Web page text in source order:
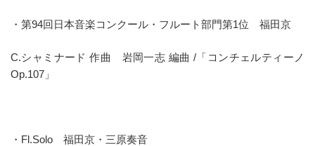
・第94回日本音楽コンクール・フルート部門第1位 福田京
C.シャミナード 作曲 岩岡一志 編曲 /「コンチェルティーノ
Op.107」
・Fl.Solo 福田京・三原奏音